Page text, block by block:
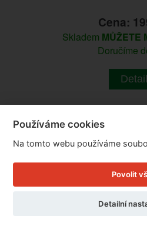
Cena:
Skladem MŮŽETE
Doručíme
Detail
Používáme cookies
Na tomto webu používáme
Povolit
Detailní